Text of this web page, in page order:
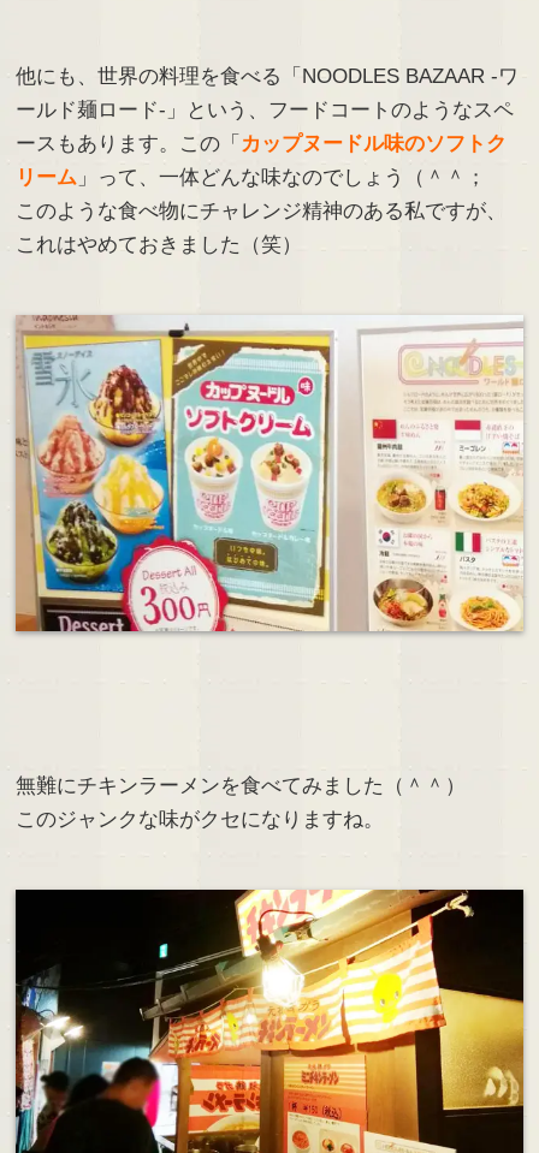
他にも、世界の料理を食べる「NOODLES BAZAAR -ワ
ールド麺ロード-」という、フードコートのようなスペ
ースもあります。この「 カップヌードル味のソフトク
リーム 」って、一体どんな味なのでしょう（＾＾；
このような食べ物にチャレンジ精神のある私ですが、
これはやめておきました（笑）
無難にチキンラーメンを食べてみました（＾＾）
このジャンクな味がクセになりますね。